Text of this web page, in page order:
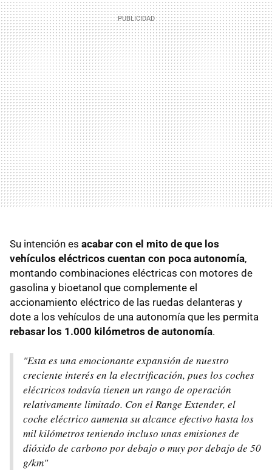
Su intención es acabar con el mito de que los
vehículos eléctricos cuentan con poca autonomía,
montando combinaciones eléctricas con motores de
gasolina y bioetanol que complemente el
accionamiento eléctrico de las ruedas delanteras y
dote a los vehículos de una autonomía que les permita
rebasar los 1.000 kilómetros de autonomía.
"Esta es una emocionante expansión de nuestro
creciente interés en la electrificación, pues los coches
eléctricos todavía tienen un rango de operación
relativamente limitado. Con el Range Extender, el
coche eléctrico aumenta su alcance efectivo hasta los
mil kilómetros teniendo incluso unas emisiones de
dióxido de carbono por debajo o muy por debajo de 50
g/km"